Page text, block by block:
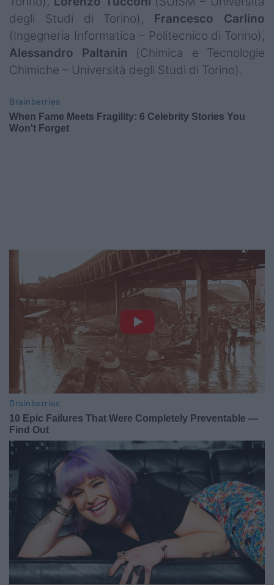
degli Studi di Torino), Francesco Carlino
(Ingegneria Informatica – Politecnico di Torino),
Alessandro Paltanin (Chimica e Tecnologie
Chimiche – Università degli Studi di Torino).